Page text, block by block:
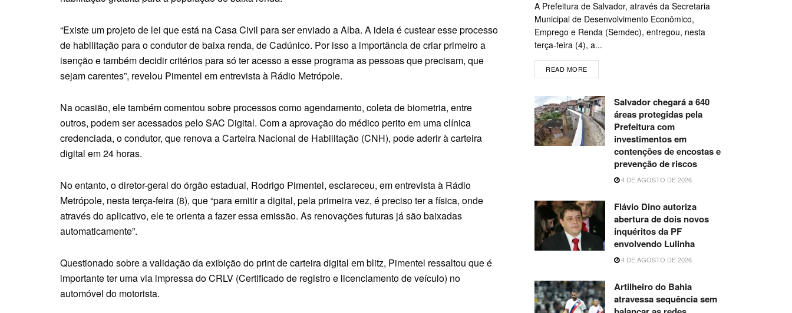
“Existe um projeto de lei que está na Casa Civil para ser enviado a Alba. A ideia é custear esse processo
de habilitação para o condutor de baixa renda, de Cadúnico. Por isso a importância de criar primeiro a
isenção e também decidir critérios para só ter acesso a esse programa as pessoas que precisam, que
sejam carentes”, revelou Pimentel em entrevista à Rádio Metrópole.
Na ocasião, ele também comentou sobre processos como agendamento, coleta de biometria, entre
outros, podem ser acessados pelo SAC Digital. Com a aprovação do médico perito em uma clínica
credenciada, o condutor, que renova a Carteira Nacional de Habilitação (CNH), pode aderir à carteira
digital em 24 horas.
No entanto, o diretor-geral do órgão estadual, Rodrigo Pimentel, esclareceu, em entrevista à Rádio
Metrópole, nesta terça-feira (8), que “para emitir a digital, pela primeira vez, é preciso ter a física, onde
através do aplicativo, ele te orienta a fazer essa emissão. As renovações futuras já são baixadas
automaticamente”.
Questionado sobre a validação da exibição do print de carteira digital em blitz, Pimentel ressaltou que é
importante ter uma via impressa do CRLV (Certificado de registro e licenciamento de veículo) no
automóvel do motorista.
A Prefeitura de Salvador, através da Secretaria
Municipal de Desenvolvimento Econômico,
Emprego e Renda (Semdec), entregou, nesta
terça-feira (4), a...
READ MORE
Salvador chegará a 640
áreas protegidas pela
Prefeitura com
investimentos em
contenções de encostas e
prevenção de riscos
4 DE AGOSTO DE 2026
Flávio Dino autoriza
abertura de dois novos
inquéritos da PF
envolvendo Lulinha
4 DE AGOSTO DE 2026
Artilheiro do Bahia
atravessa sequência sem